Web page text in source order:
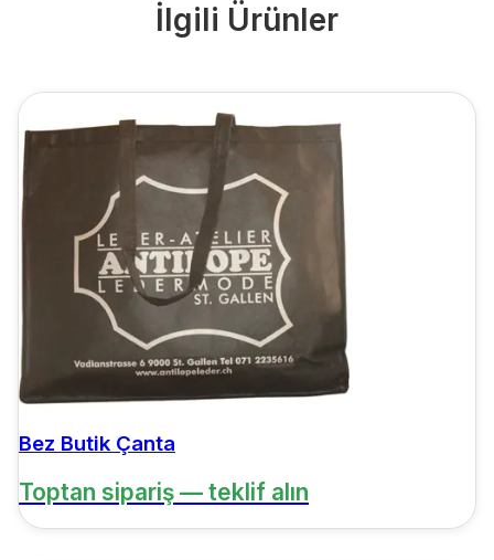
İlgili Ürünler
Bez Butik Çanta
Toptan sipariş — teklif alın